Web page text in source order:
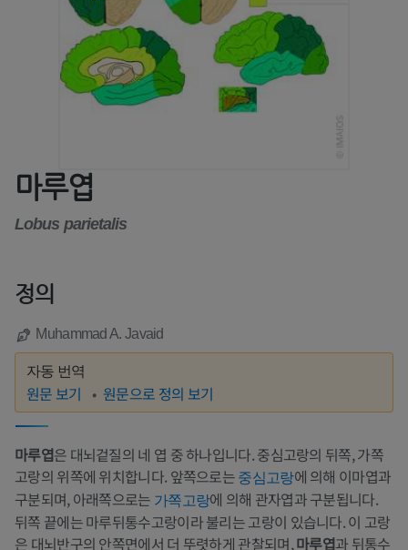
마루엽
Lobus parietalis
정의
Muhammad A. Javaid
자동 번역
원문 보기 원문으로 정의 보기
마루엽은 대뇌겉질의 네 엽 중 하나입니다. 중심고랑의 뒤쪽, 가쪽
고랑의 위쪽에 위치합니다. 앞쪽으로는중심고랑에 의해 이마엽과
구분되며, 아래쪽으로는 가쪽고랑에 의해 관자엽과 구분됩니다.
뒤쪽 끝에는 마루뒤통수고랑이라 불리는 고랑이 있습니다. 이 고랑
은 대뇌반구의 안쪽면에서 더 뚜렷하게 관찰되며,마루엽과 뒤통수